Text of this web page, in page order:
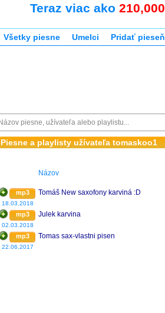
Teraz viac ako 210,000
Všetky piesne Umelci Pridať pieseň
Piesne a playlisty užívateľa tomaskoo1
Názov
mp3
18.03.2018
Tomáš New saxofony karviná :D
mp3
02.03.2018
Julek karvina
mp3
22.06.2017
Tomas sax-vlastni pisen